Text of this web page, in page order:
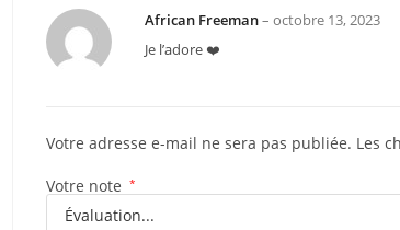
African Freeman– octobre 13, 2023
Je l’adore ❤️
Votre adresse e-mail ne sera pas publiée. Les
Votre note *